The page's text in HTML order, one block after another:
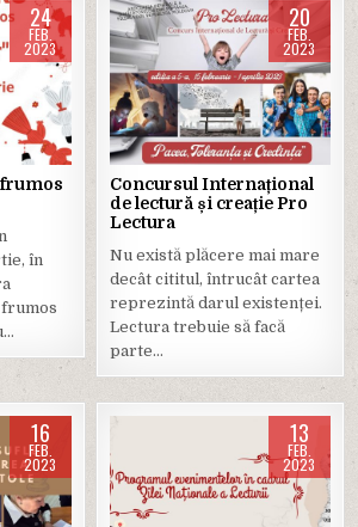
24
FEB.
2023
în
frumos
20
FEB.
2023
Posted
in
Concursul Internațional
de lectură și creație Pro
Lectura
Nu există plăcere mai mare
decât cititul, întrucât cartea
reprezintă darul existenței.
Lectura trebuie să facă
parte…
16
FEB.
2023
13
FEB.
2023
Posted
in